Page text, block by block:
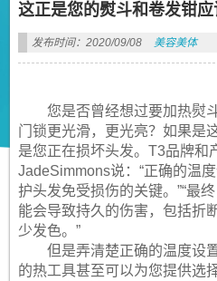
这正是您的熨斗和卷发钳
发布时间：2020/09/08 美容美体
您是否曾经想过要加热熨
门锁更光滑，更光亮？如果是
是您正在损坏头发。T3品牌和
JadeSimmons说：“正确的温
护头发免受损伤的关键。”“最
能会导致持久的伤害，包括折
少发色。”
但是弄清楚正确的温度设
的热工具甚至可以为您提供选